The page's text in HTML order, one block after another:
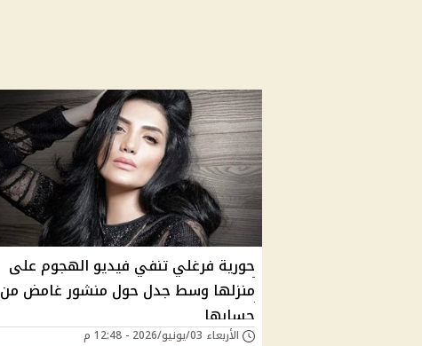
حورية فرغلي تنفي فيديو الهجوم على
منزلها وسط جدل حول منشور غامض من
حسابها
الأربعاء 03/يونيو/2026 - 12:48 م